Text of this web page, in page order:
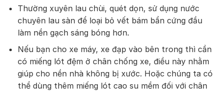
Thường xuyên lau chùi, quét dọn, sử dụng nước
chuyên lau sàn để loại bỏ vết bám bẩn cứng đầu
làm nền gạch sáng bóng hơn.
Nếu bạn cho xe máy, xe đạp vào bên trong thì cần
có miếng lót đệm ở chân chống xe, điều này nhằm
giúp cho nền nhà không bị xước. Hoặc chúng ta có
thể dùng thêm miếng lót cao su mềm đối với chân